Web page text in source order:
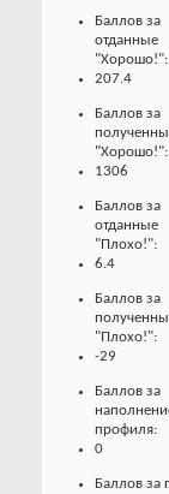
Баллов за
отданные
"Хорошо!":
207.4
Баллов за
"Хорошо!":
1306
Баллов за
отданные
"Плохо!":
6.4
Баллов за
"Плохо!":
-29
Баллов за
профиля:
0
Баллов за